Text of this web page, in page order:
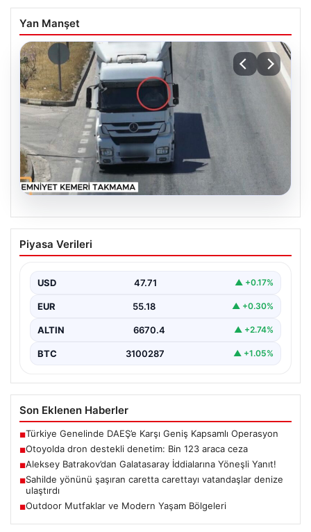
Yan Manşet
Otoyolda dron destekli denetim: Bin
123 araca ceza
Piyasa Verileri
USD 47.71 ▲ +0.17%
EUR 55.18 ▲ +0.30%
ALTIN 6670.4 ▲ +2.74%
BTC 3100287 ▲ +1.05%
Son Eklenen Haberler
■Türkiye Genelinde DAEŞ’e Karşı Geniş Kapsamlı Operasyon
■Otoyolda dron destekli denetim: Bin 123 araca ceza
■Aleksey Batrakov’dan Galatasaray İddialarına Yöneşli Yanıt!
■Sahilde yönünü şaşıran caretta carettayı vatandaşlar denize
ulaştırdı
■Outdoor Mutfaklar ve Modern Yaşam Bölgeleri